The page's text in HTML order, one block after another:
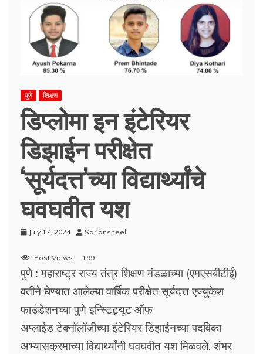
पुणे शिक्षण
डिप्लोमा इन इंटेरियर
डिझाईन परीक्षेत
‘सूर्यदत्त’च्या विद्यार्थ्यांचे
घवघवीत यश
July 17, 2024 Sarjansheel
Post Views: 199
पुणे : महाराष्ट्र राज्य तंत्र शिक्षण मंडळाच्या (एमएसबीटीई)
वतीने घेण्यात आलेल्या वार्षिक परीक्षेत सूर्यदत्त एज्युकेश
फाउंडेशनच्या पुणे इन्स्टिट्यूट ऑफ
अप्लाईड टेक्नॉलॉजीच्या इंटेरियर डिझाईनच्या पदविका
अभ्यासक्रमाच्या विद्यार्थ्यांनी घवघवीत यश मिळवले. शंभर